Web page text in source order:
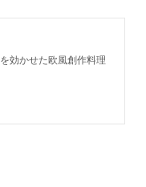
効かせた欧風創作料理